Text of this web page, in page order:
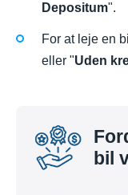
Depositum".
For at leje en
eller "Uden
bil